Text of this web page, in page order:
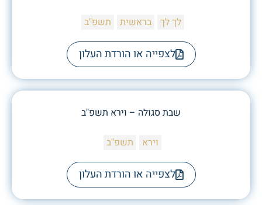
לך לך בראשית תשפ"ב
לצפייה או הורדת העלון
שבת סגולה – וירא תשפ"ב
וירא תשפ"ב
לצפייה או הורדת העלון